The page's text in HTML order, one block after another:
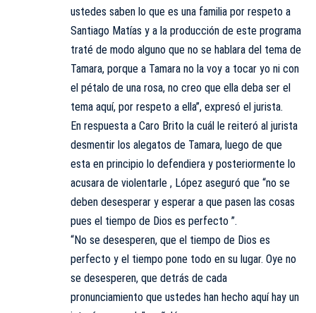
ustedes saben lo que es una familia por respeto a
Santiago Matías y a la producción de este programa
traté de modo alguno que no se hablara del tema de
Tamara, porque a Tamara no la voy a tocar yo ni con
el pétalo de una rosa, no creo que ella deba ser el
tema aquí, por respeto a ella”, expresó el jurista.
En respuesta a Caro Brito la cuál le reiteró al jurista
desmentir los alegatos de Tamara, luego de que
esta en principio lo defendiera y posteriormente lo
acusara de violentarle , López aseguró que “no se
deben desesperar y esperar a que pasen las cosas
pues el tiempo de Dios es perfecto ”.
“No se desesperen, que el tiempo de Dios es
perfecto y el tiempo pone todo en su lugar. Oye no
se desesperen, que detrás de cada
pronunciamiento que ustedes han hecho aquí hay un